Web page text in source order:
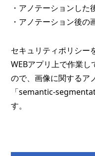
・アノテーションした
・アノテーション後
セキュリティポリシー
WEBアプリ上で作業
ので、画像に関するア
「semantic-
す。